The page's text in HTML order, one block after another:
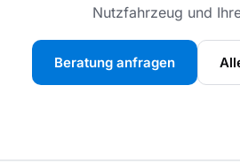
Nutzfahrzeug und
Beratung anfragen